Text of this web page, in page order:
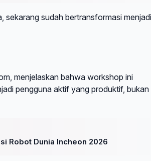
sekarang sudah bertransformasi menjadi
menjelaskan bahwa workshop ini
pengguna aktif yang produktif, bukan
Robot Dunia Incheon 2026